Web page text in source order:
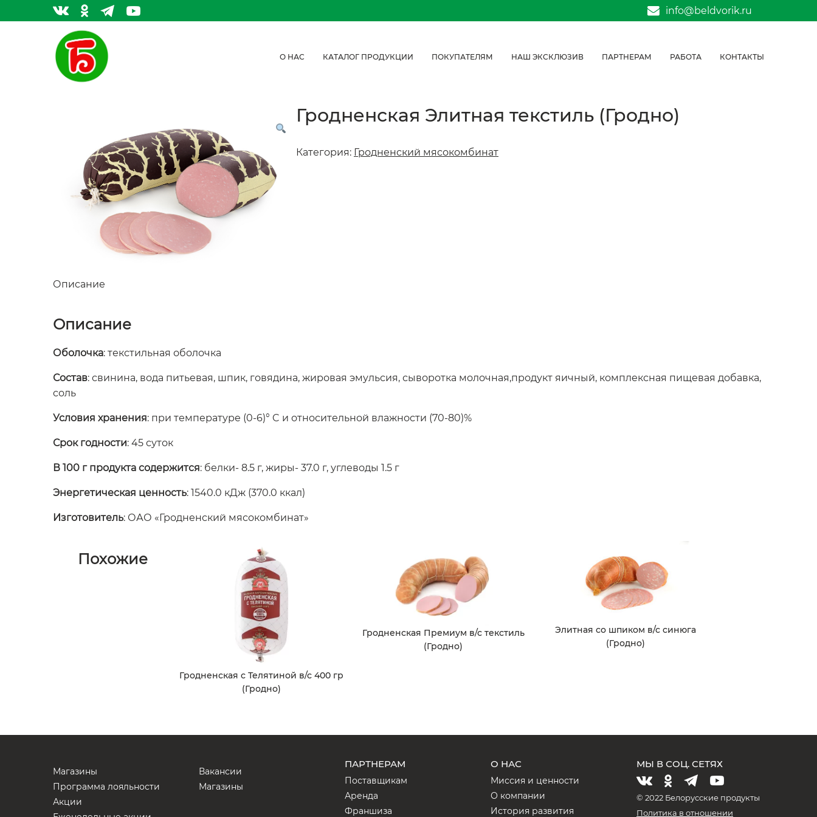
info@beldvorik.ru
О НАС КАТАЛОГ ПРОДУКЦИИ ПОКУПАТЕЛЯМ НАШ ЭКСКЛЮЗИВ ПАРТНЕРАМ РАБОТА КОНТАКТЫ
Гродненская Элитная текстиль (Гродно)
Категория: Гродненский мясокомбинат
Описание
Описание
Оболочка: текстильная оболочка
Состав: свинина, вода питьевая, шпик, говядина, жировая эмульсия, сыворотка молочная,продукт яичный, комплексная пищевая добавка,
соль
Условия хранения: при температуре (0-6)° C и относительной влажности (70-80)%
Срок годности: 45 суток
В 100 г продукта содержится: белки- 8.5 г, жиры- 37.0 г, углеводы 1.5 г
Энергетическая ценность: 1540.0 кДж (370.0 ккал)
Изготовитель: ОАО «Гродненский мясокомбинат»
Похожие
Гродненская с Телятиной в/с 400 гр
(Гродно)
Гродненская Премиум в/с текстиль
(Гродно)
Элитная со шпиком в/с синюга
(Гродно)
Магазины
Программа лояльности
Акции
Вакансии
Магазины
ПАРТНЕРАМ
Поставщикам
Аренда
Франшиза
О НАС
Миссия и ценности
О компании
История развития
МЫ В СОЦ. СЕТЯХ
© 2022 Белорусские продукты
Политика в отношении